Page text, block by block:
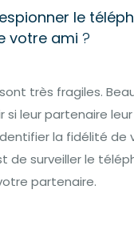
espionner le
votre ami ?
très fragiles.
si leur partenaire
la fidélité de
de surveiller le
partenaire.